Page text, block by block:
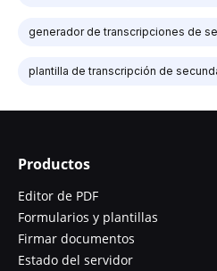
generador de transcripciones de
plantilla de transcripción de
Productos
Editor de PDF
Formularios y plantillas
Firmar documentos
Estado del servidor